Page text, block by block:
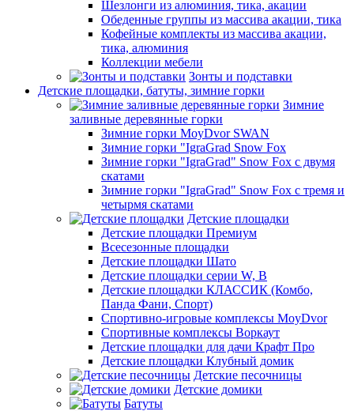
Шезлонги из алюминия, тика, акации
Обеденные группы из массива акации, тика
Кофейные комплекты из массива акации,
тика, алюминия
Коллекции мебели
Зонты и подставки
Детские площадки, батуты, зимние горки
Зимние
заливные деревянные горки
Зимние горки MoyDvor SWAN
Зимние горки "IgraGrad Snow Fox
Зимние горки "IgraGrad" Snow Fox с двумя
скатами
Зимние горки "IgraGrad" Snow Fox с тремя и
четырмя скатами
Детские площадки
Детские площадки Премиум
Всесезонные площадки
Детские площадки Шато
Детские площадки серии W, В
Детские площадки КЛАССИК (Комбо,
Панда Фани, Спорт)
Спортивно-игровые комплексы MoyDvor
Спортивные комплексы Воркаут
Детские площадки для дачи Крафт Про
Детские площадки Клубный домик
Детские песочницы
Детские домики
Батуты